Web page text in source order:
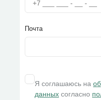
Почта
Я соглашаюсь на
данных согласно